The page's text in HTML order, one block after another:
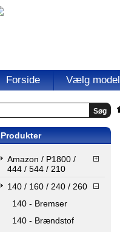
Forside Vælg model
Produkter
Amazon / P1800 /
444 / 544 / 210
140 / 160 / 240 / 260
140 - Bremser
140 - Brændstof